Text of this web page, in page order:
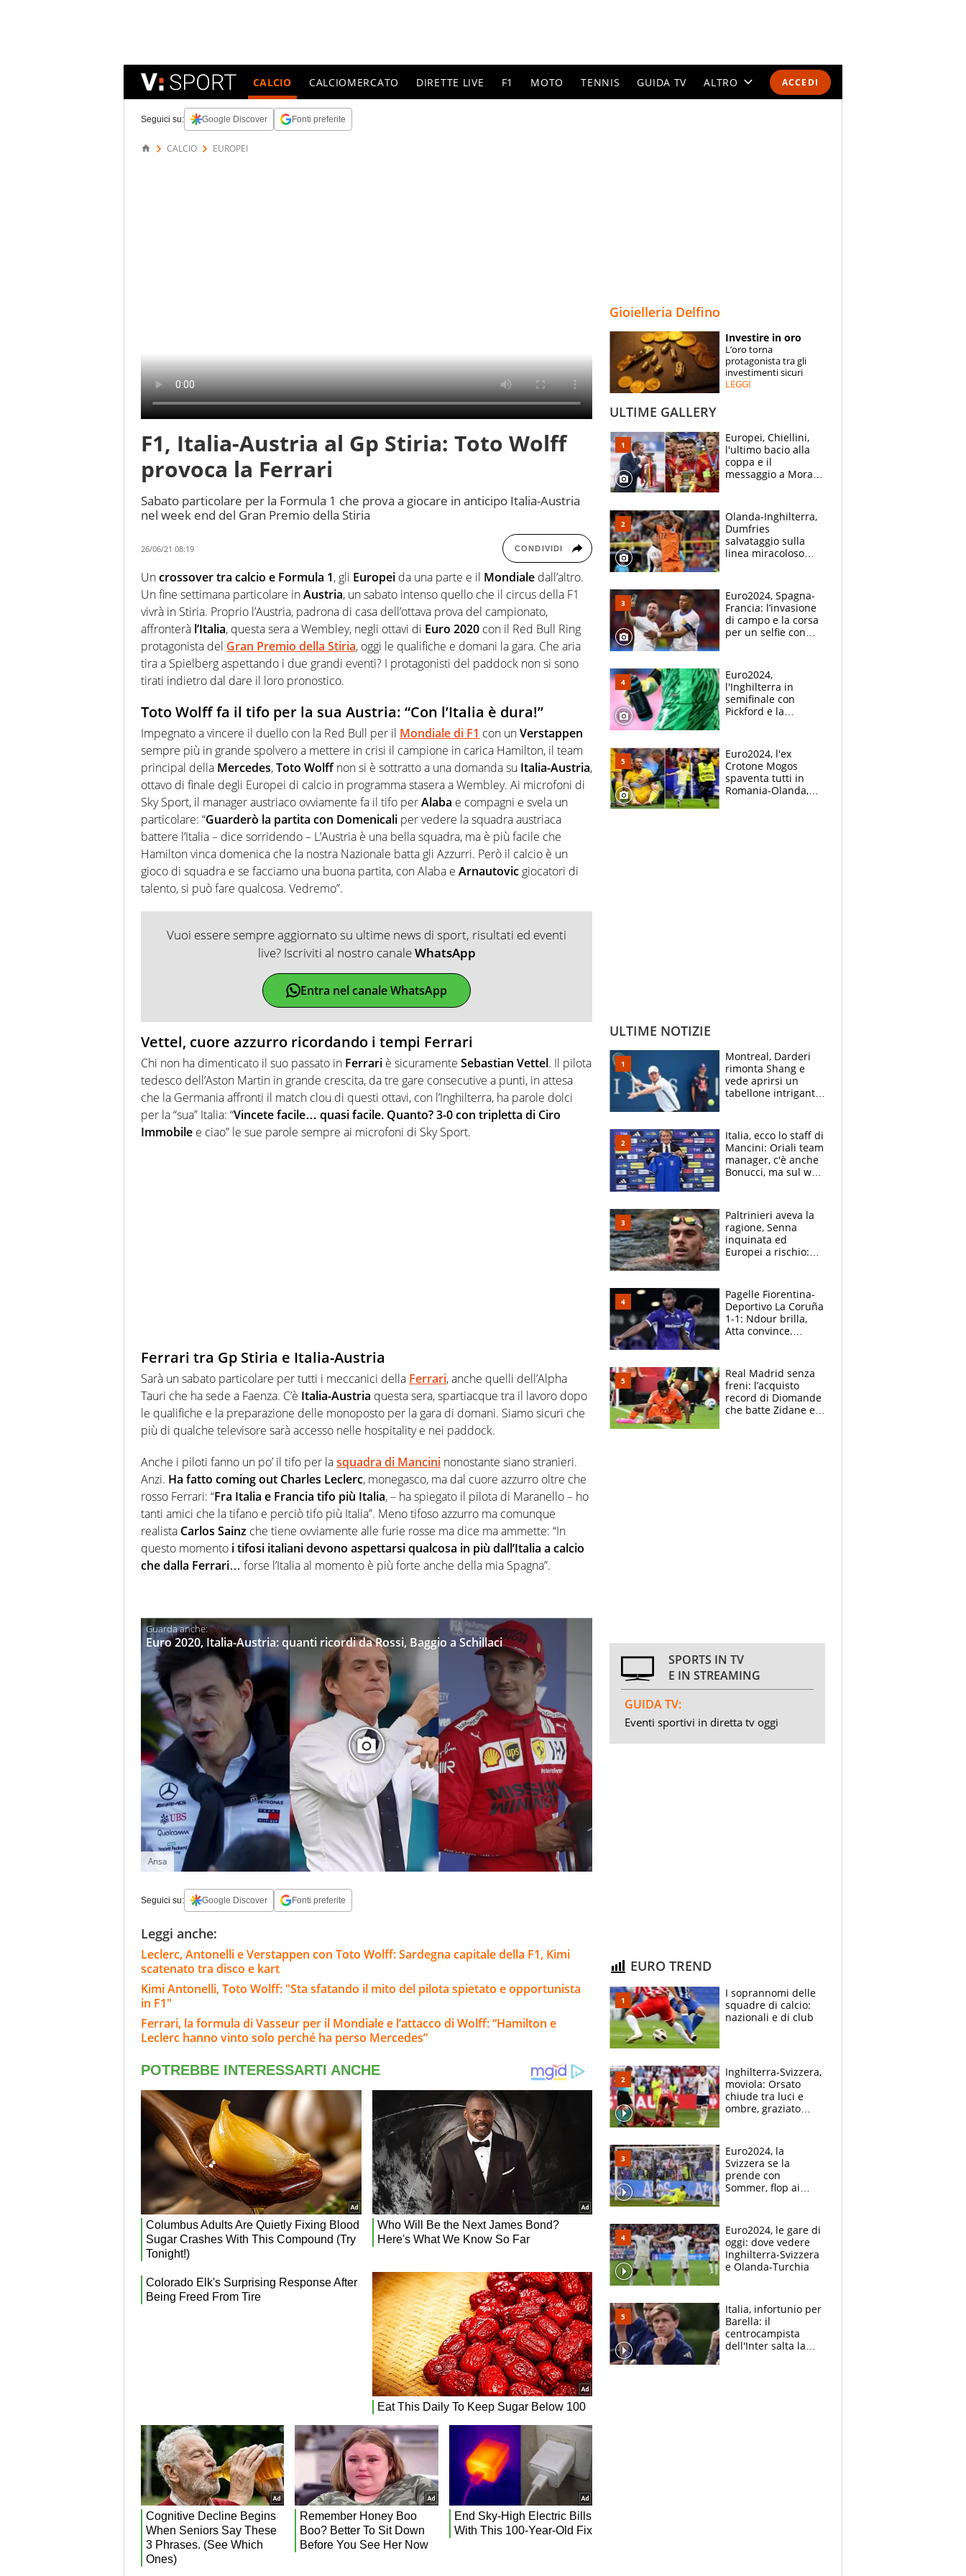
ACCEDI
CALCIO CALCIOMERCATO DIRETTE LIVE F1 MOTO TENNIS GUIDA TV ALTRO
SPECIALI
ESPERTI
Seguici su: Google Discover Fonti preferite
CALCIO EUROPEI
F1, Italia-Austria al Gp Stiria: Toto Wolff
provoca la Ferrari
Sabato particolare per la Formula 1 che prova a giocare in anticipo Italia-Austria
nel week end del Gran Premio della Stiria
26/06/21 08:19 CONDIVIDI
Uncrossover tra calcio e Formula 1, gli Europei da una parte e il Mondiale dall’altro.
Un fine settimana particolare inAustria, un sabato intenso quello che il circus della F1
vivrà in Stiria. Proprio l’Austria, padrona di casa dell’ottava prova del campionato,
affronterà l’Italia, questa sera a Wembley, negli ottavi di Euro 2020 con il Red Bull Ring
protagonista del Gran Premio della Stiria, oggi le qualifiche e domani la gara. Che aria
tira a Spielberg aspettando i due grandi eventi? I protagonisti del paddock non si sono
tirati indietro dal dare il loro pronostico.
Toto Wolff fa il tifo per la sua Austria: “Con l’Italia è dura!”
Impegnato a vincere il duello con la Red Bull per il Mondiale di F1 con unVerstappen
sempre più in grande spolvero a mettere in crisi il campione in carica Hamilton, il team
principal della Mercedes,Toto Wolffnon si è sottratto a una domanda su Italia-Austria,
ottavo di finale degli Europei di calcio in programma stasera a Wembley. Ai microfoni di
Sky Sport, il manager austriaco ovviamente fa il tifo perAlaba e compagni e svela un
particolare: “Guarderò la partita con Domenicali per vedere la squadra austriaca
battere l’Italia – dice sorridendo – L’Austria è una bella squadra, ma è più facile che
Hamilton vinca domenica che la nostra Nazionale batta gli Azzurri. Però il calcio è un
gioco di squadra e se facciamo una buona partita, con Alaba e Arnautovic giocatori di
talento, si può fare qualcosa. Vedremo”.
Vuoi essere sempre aggiornato su ultime news di sport, risultati ed eventi
live? Iscriviti al nostro canaleWhatsApp
Entra nel canale WhatsApp
Vettel, cuore azzurro ricordando i tempi Ferrari
Chi non ha dimenticato il suo passato in Ferrari è sicuramente Sebastian Vettel. Il pilota
tedesco dell’Aston Martin in grande crescita, da tre gare consecutive a punti, in attesa
che la Germania affronti il match clou di questi ottavi, con l’Inghilterra, ha parole dolci
per la “sua” Italia: “Vincete facile… quasi facile. Quanto? 3-0 con tripletta di Ciro
Immobile e ciao” le sue parole sempre ai microfoni di Sky Sport.
Ferrari tra Gp Stiria e Italia-Austria
Sarà un sabato particolare per tutti i meccanici della Ferrari, anche quelli dell’Alpha
Tauri che ha sede a Faenza. C’è Italia-Austria questa sera, spartiacque tra il lavoro dopo
le qualifiche e la preparazione delle monoposto per la gara di domani. Siamo sicuri che
più di qualche televisore sarà accesso nelle hospitality e nei paddock.
Anche i piloti fanno un po’ il tifo per lasquadra di Mancini nonostante siano stranieri.
Anzi. Ha fatto coming out Charles Leclerc, monegasco, ma dal cuore azzurro oltre che
rosso Ferrari: “Fra Italia e Francia tifo più Italia, – ha spiegato il pilota di Maranello – ho
tanti amici che la tifano e perciò tifo più Italia”. Meno tifoso azzurro ma comunque
realista Carlos Sainz che tiene ovviamente alle furie rosse ma dice ma ammette: “In
questo momento i tifosi italiani devono aspettarsi qualcosa in più dall’Italia a calcio
che dalla Ferrari… forse l’Italia al momento è più forte anche della mia Spagna”.
Euro 2020, Italia-Austria: quanti ricordi da Rossi, Baggio a Schillaci
Ansa
Seguici su: Google Discover Fonti preferite
Leggi anche:
Leclerc, Antonelli e Verstappen con Toto Wolff: Sardegna capitale della F1, Kimi
scatenato tra disco e kart
Kimi Antonelli, Toto Wolff: "Sta sfatando il mito del pilota spietato e opportunista
in F1"
Ferrari, la formula di Vasseur per il Mondiale e l’attacco di Wolff: “Hamilton e
Leclerc hanno vinto solo perché ha perso Mercedes”
Gioielleria Delfino
Investire in oro
L’oro torna
protagonista tra gli
investimenti sicuri
LEGGI
ULTIME GALLERY
Europei, Chiellini,
l'ultimo bacio alla
coppa e il
messaggio a Morata
inglesi
Olanda-Inghilterra,
Dumfries
salvataggio sulla
linea miracoloso
montagne russe
Euro2024, Spagna-
Francia: l’invasione
di campo e la corsa
per un selfie con
Euro2024,
l'Inghilterra in
semifinale con
Pickford e la
tuffati a sinistra"
Euro2024, l'ex
Crotone Mogos
spaventa tutti in
Romania-Olanda,
ULTIME NOTIZIE
Montreal, Darderi
rimonta Shang e
vede aprirsi un
tabellone intrigante:
felice del mio livello"
Italia, ecco lo staff di
Mancini: Oriali team
manager, c'è anche
Bonucci, ma sul web
Paltrinieri aveva la
ragione, Senna
inquinata ed
Europei a rischio:
adesso
Pagelle Fiorentina-
Deportivo La Coruña
1-1: Ndour brilla,
Atta convince.
Real Madrid senza
freni: l’acquisto
record di Diomande
che batte Zidane e
SPORTS IN TV
E IN STREAMING
GUIDA TV:
Eventi sportivi in diretta tv oggi
EURO TREND
I soprannomi delle
squadre di calcio:
nazionali e di club
Inghilterra-Svizzera,
moviola: Orsato
chiude tra luci e
ombre, graziato
Euro2024, la
Svizzera se la
prende con
Sommer, flop ai
Euro2024, le gare di
oggi: dove vedere
Inghilterra-Svizzera
e Olanda-Turchia
Italia, infortunio per
Barella: il
centrocampista
dell'Inter salta la